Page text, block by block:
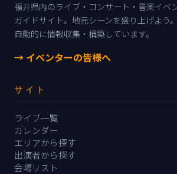
福井県内のライブ・コンサート・音楽イベ
ガイドサイト。地元シーンを盛り上げよう
自動的に情報収集・構築しています。
→ イベンターの皆様へ
サイト
ライブ一覧
カレンダー
エリアから探す
出演者から探す
会場リスト